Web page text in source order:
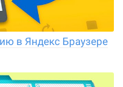
в Яндекс Браузере